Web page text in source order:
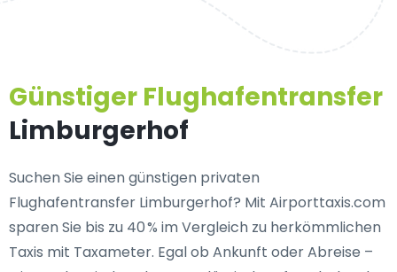
Günstiger Flughafentransfer
Limburgerhof
Suchen Sie einengünstigen privaten
Flughafentransfer Limburgerhof? Mit Airporttaxis.com
sparen Sie bis zu 40 % im Vergleich zu herkömmlichen
Taxis mit Taxameter. Egal ob Ankunft oder Abreise –